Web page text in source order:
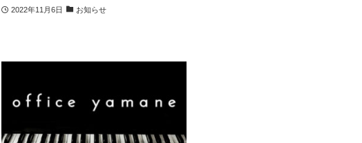
2022年11月6日 お知らせ